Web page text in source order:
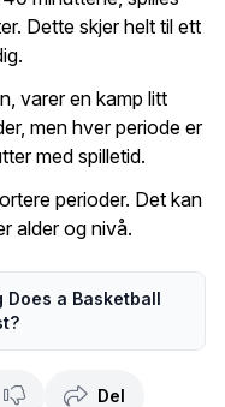
Dette skjer helt til ett
varer en kamp litt
men hver periode er
med spilletid.
perioder. Det kan
alder og nivå.
Does a Basketball
Del